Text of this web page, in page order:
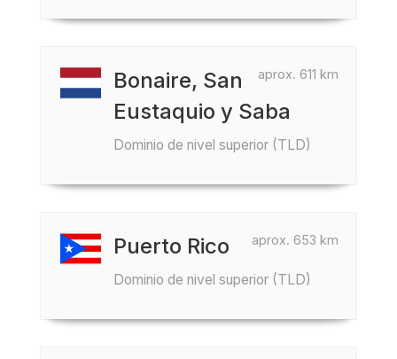
aprox. 611 km
Bonaire, San
Eustaquio y Saba
Dominio de nivel superior (TLD)
aprox. 653 km
Puerto Rico
Dominio de nivel superior (TLD)